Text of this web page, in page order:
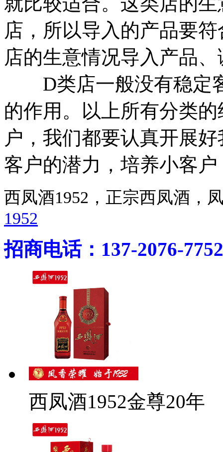
店，所以导入的产品要
店的生意情况导入产品
D类店一般没有稳定
的作用。以上所有分类
户，我们都要认真开展
客户的潜力，培养小客
西凤酒1952，正宗西凤酒
1952
招商电话：137-2076-7752
西凤酒1952金尊20年